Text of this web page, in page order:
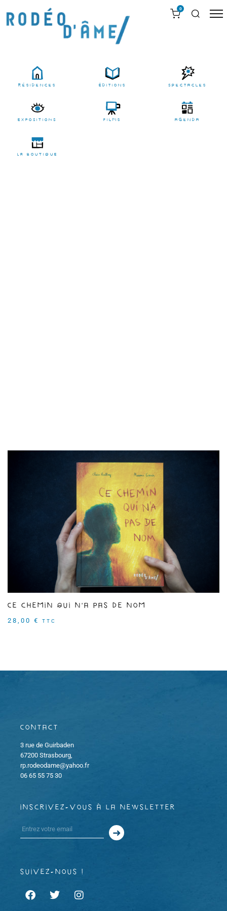
0
résidences Éditions Spectacles
EXPOSITIONS films agenda
LA BOUTIQUE
Ce chemin qui n'a pas de nom
28,00 € TTC
Contact
3 rue de Guirbaden
67200 Strasbourg,
rp.rodeodame@yahoo.fr
06 65 55 75 30
inscrivez-vous à la newsletter
suivez-nous !